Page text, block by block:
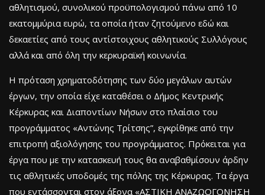
αθλητισμού, συνολικού προϋπολογισμού πάνω από 10
εκατομμύρια ευρώ, τα οποία ήταν ζητούμενο εδώ και
δεκαετίες από τους αντίστοιχους αθλητικούς Συλλόγους
αλλά και από όλη την κερκυραϊκή κοινωνία.
Η πρόταση χρηματοδότησης των δύο μεγάλων αυτών
έργων, την οποία είχε καταθέσει ο Δήμος Κεντρικής
Κέρκυρας και Διαποντίων Νήσων στο πλαίσιο του
προγράμματος «Αντώνης Τρίτσης”, εγκρίθηκε από την
επιτροπή αξιολόγησης του προγράμματος. Πρόκειται για
έργα που με την κατασκευή τους θα αναβαθμίσουν άρδην
τις αθλητικές υποδομές της πόλης της Κέρκυρας. Τα έργα
που εντάσσονται στον άξονα «ΑΣΤΙΚΗ ΑΝΑΖΩΟΓΟΝΗΣΗ